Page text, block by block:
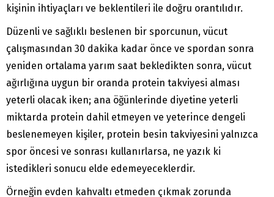
kişinin ihtiyaçları ve beklentileri ile doğru orantılıdır.
Düzenli ve sağlıklı beslenen bir sporcunun, vücut
çalışmasından 30 dakika kadar önce ve spordan sonra
yeniden ortalama yarım saat bekledikten sonra, vücut
ağırlığına uygun bir oranda protein takviyesi alması
yeterli olacak iken; ana öğünlerinde diyetine yeterli
miktarda protein dahil etmeyen ve yeterince dengeli
beslenemeyen kişiler, protein besin takviyesini yalnızca
spor öncesi ve sonrası kullanırlarsa, ne yazık ki
istedikleri sonucu elde edemeyeceklerdir.
Örneğin evden kahvaltı etmeden çıkmak zorunda